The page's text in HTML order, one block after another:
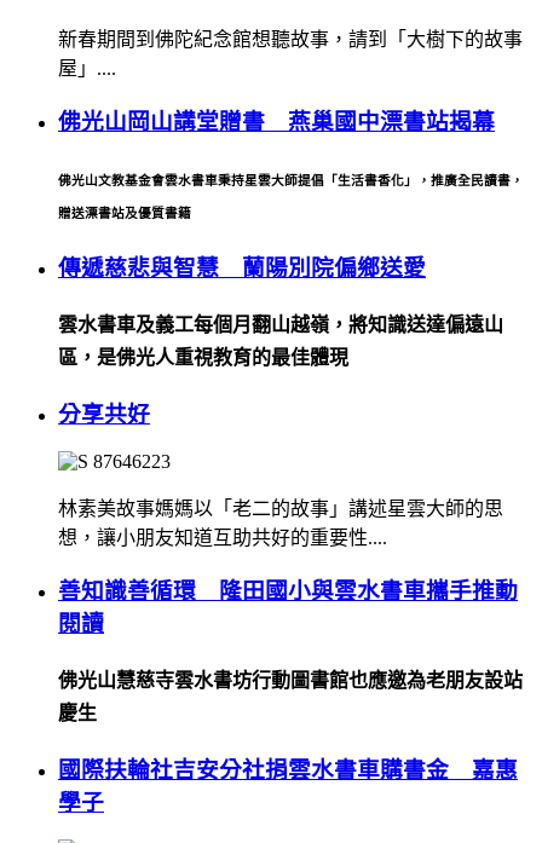
新春期間到佛陀紀念館想聽故事，請到「大樹下的故事
屋」....
佛光山岡山講堂贈書 燕巢國中漂書站揭幕
佛光山文教基金會雲水書車秉持星雲大師提倡「生活書香化」，推廣全民讀書，
贈送漂書站及優質書籍
傳遞慈悲與智慧 蘭陽別院偏鄉送愛
雲水書車及義工每個月翻山越嶺，將知識送達偏遠山
區，是佛光人重視教育的最佳體現
分享共好
林素美故事媽媽以「老二的故事」講述星雲大師的思
想，讓小朋友知道互助共好的重要性....
善知識善循環 隆田國小與雲水書車攜手推動
閱讀
佛光山慧慈寺雲水書坊行動圖書館也應邀為老朋友設站
慶生
國際扶輪社吉安分社捐雲水書車購書金 嘉惠
學子